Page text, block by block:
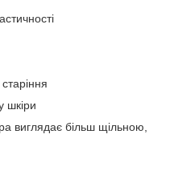
шкіри
виглядає більш щільною,